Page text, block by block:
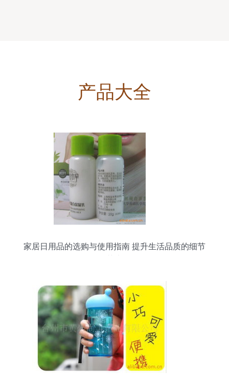
产品大全
家居日用品的选购与使用指南 提升生活品质的细节